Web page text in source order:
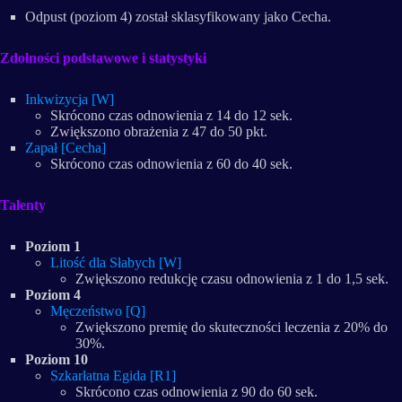
Odpust (poziom 4) został sklasyfikowany jako Cecha.
Zdolności podstawowe i statystyki
Inkwizycja [W]
Skrócono czas odnowienia z 14 do 12 sek.
Zwiększono obrażenia z 47 do 50 pkt.
Zapał [Cecha]
Skrócono czas odnowienia z 60 do 40 sek.
Talenty
Poziom 1
Litość dla Słabych [W]
Zwiększono redukcję czasu odnowienia z 1 do 1,5 sek.
Poziom 4
Męczeństwo [Q]
Zwiększono premię do skuteczności leczenia z 20% do
30%.
Poziom 10
Szkarłatna Egida [R1]
Skrócono czas odnowienia z 90 do 60 sek.